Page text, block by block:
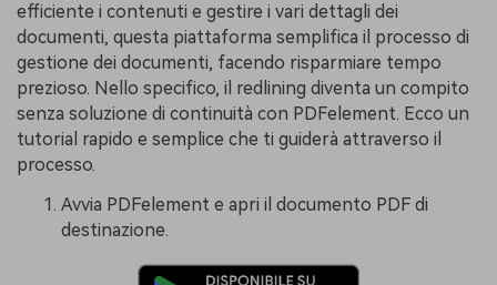
efficiente i contenuti e gestire i vari dettagli dei
documenti, questa piattaforma semplifica il processo di
gestione dei documenti, facendo risparmiare tempo
prezioso. Nello specifico, il redlining diventa un compito
senza soluzione di continuità con PDFelement. Ecco un
tutorial rapido e semplice che ti guiderà attraverso il
processo.
Avvia PDFelement e apri il documento PDF di
destinazione.